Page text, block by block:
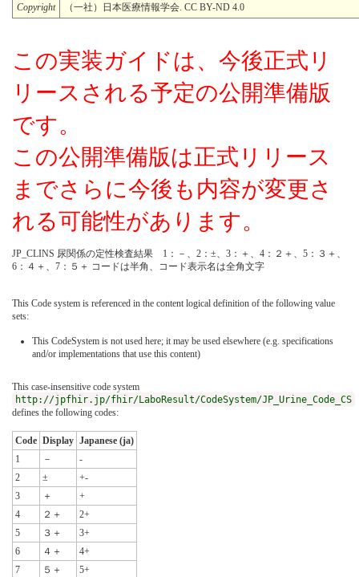
Copyright
（一社）日本医療情報学会. CC BY-ND 4.0
この実装ガイドは、今後正式リ
リースされる予定の公開準備版
です。
この公開準備版は正式リリース
までさらに今後も内容が変更さ
れる可能性があります。
JP_CLINS 尿関係の定性検査結果 1：－、2：±、3：＋、4：２＋、5：３＋、
6：４＋、7：５＋ コードは半角、コード表示名は全角文字
This Code system is referenced in the content logical definition of the following value
sets:
This CodeSystem is not used here; it may be used elsewhere (e.g. specifications
and/or implementations that use this content)
This case-insensitive code system
http://jpfhir.jp/fhir/LaboResult/CodeSystem/JP_Urine_Code_CS
defines the following codes:
Code Display Japanese (ja)
1
－
-
2
±
+-
3
＋
+
4
２＋
2+
5
３＋
3+
6
４＋
4+
7
５＋ 5+